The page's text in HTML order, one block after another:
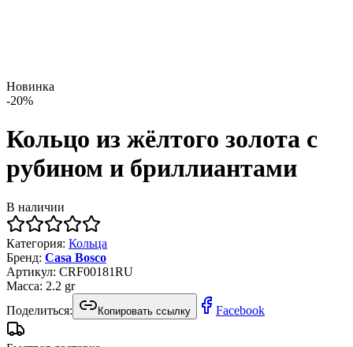
Новинка
-20%
Кольцо из жёлтого золота с
рубином и бриллиантами
В наличии
Категория: Кольца
Бренд: Casa Bosco
Артикул: CRF00181RU
Масса: 2.2 gr
Поделиться:
Копировать ссылку Facebook